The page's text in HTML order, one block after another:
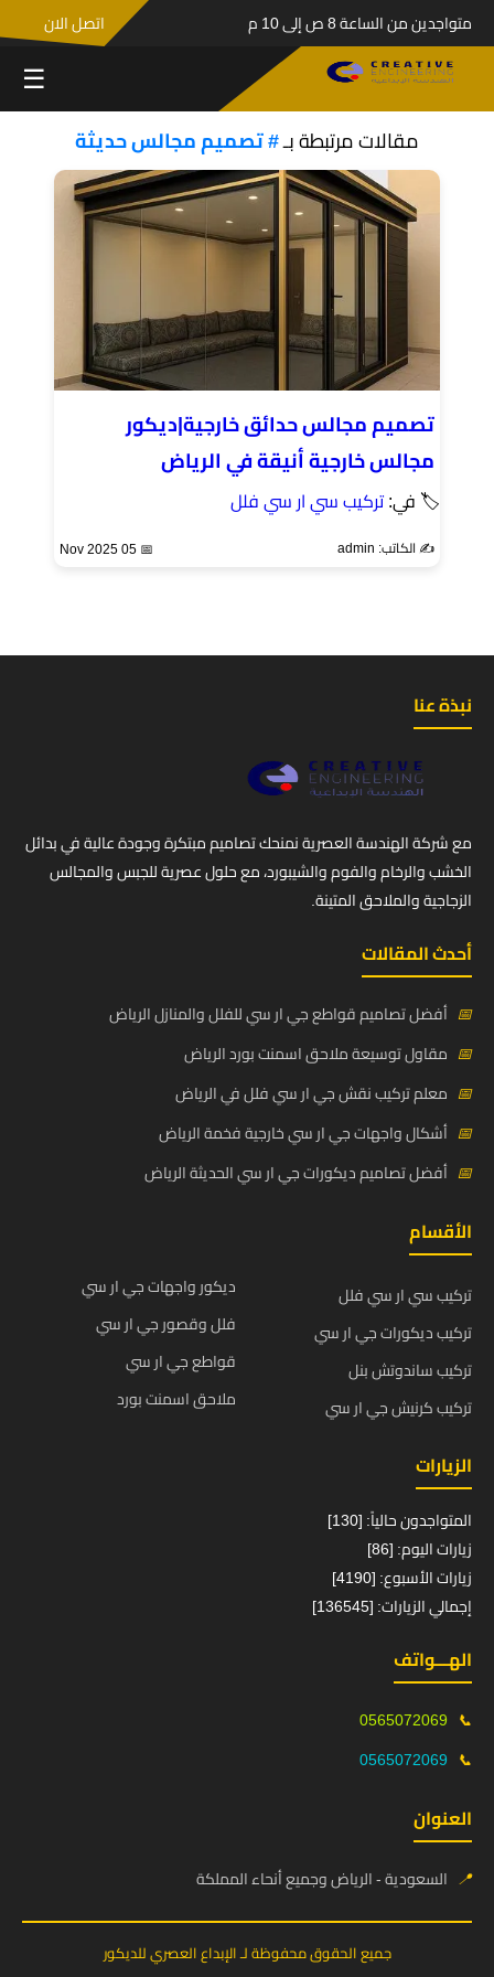
متواجدين من الساعة 8 ص إلى 10 م اتصل الان
☰
مقالات مرتبطة بـ# تصميم مجالس حديثة
تصميم مجالس حدائق خارجية|ديكور
مجالس خارجية أنيقة في الرياض
🏷 في:تركيب سي ار سي فلل
✍️ الكاتب: admin 📅 05 Nov 2025
نبذة عنا
مع شركة الهندسة العصرية نمنحك تصاميم مبتكرة وجودة عالية في بدائل
الخشب والرخام والفوم والشيبورد، مع حلول عصرية للجبس والمجالس
الزجاجية والملاحق المتينة.
أحدث المقالات
📅 أفضل تصاميم قواطع جي ار سي للفلل والمنازل الرياض
📅 مقاول توسيعة ملاحق اسمنت بورد الرياض
📅 معلم تركيب نقش جي ار سي فلل في الرياض
📅 أشكال واجهات جي ار سي خارجية فخمة الرياض
📅 أفضل تصاميم ديكورات جي ار سي الحديثة الرياض
الأقسام
تركيب سي ار سي فلل
تركيب ديكورات جي ار سي
تركيب ساندوتش بنل
تركيب كرنيش جي ار سي
ديكور واجهات جي ار سي
فلل وقصور جي ار سي
قواطع جي ار سي
ملاحق اسمنت بورد
الزيارات
المتواجدون حالياً: [130]
زيارات اليوم: [86]
زيارات الأسبوع: [4190]
إجمالي الزيارات: [136545]
الهـــواتف
📞
0565072069
📞
0565072069
العنوان
📍 السعودية - الرياض وجميع أنحاء المملكة
جميع الحقوق محفوظة لـ الإبداع العصري للديكور